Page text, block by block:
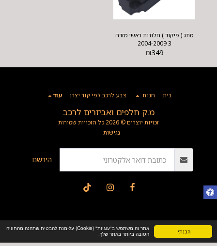
הבנתי!
אתר זה משתמש ב"עוגיות" (Cookie) על-מנת להבטיח שתהנה מהחוויה
הטובה ביותר באתר שלך.
מתג ( פיקוד ) חלונות ראשי מזדה
3 2004-2009
₪349
מ.ק חלפים ואביזרים לרכב
זכויות יוצרים © 2026 כל הזכויות שמורות
נגישות
בית חנות צבע לרכב לפי קוד יצרן עוד
הירשם